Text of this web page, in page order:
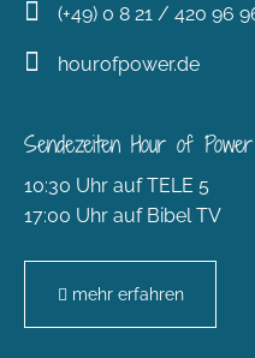
(+49) 0 8 21 / 420 96
hourofpower.de
Sendezeiten Hour of Power
10:30 Uhr auf TELE 5
17:00 Uhr auf Bibel TV
mehr erfahren